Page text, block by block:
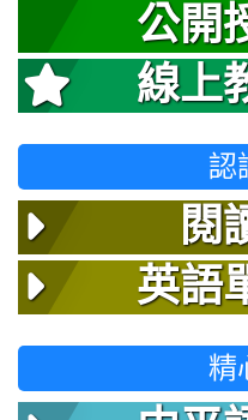
公開
線上
認
閱
英語
精